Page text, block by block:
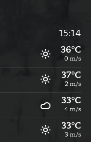
15:14
36°C
0 m/s
37°C
2 m/s
33°C
4 m/s
33°C
3 m/s